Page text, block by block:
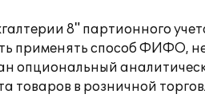
8" партионного
применять способ ФИФО,
опциональный
товаров в розничной